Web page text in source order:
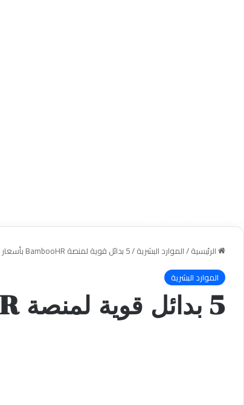
الرئيسية/الموارد البشرية/5 بدائل قوية لمنصة BambooHR بأسعار أقل ووظائف متقدمة
الموارد البشرية
5 بدائل قوية لمنصة BambooHR بأسعار أقل ووظائف متقدمة